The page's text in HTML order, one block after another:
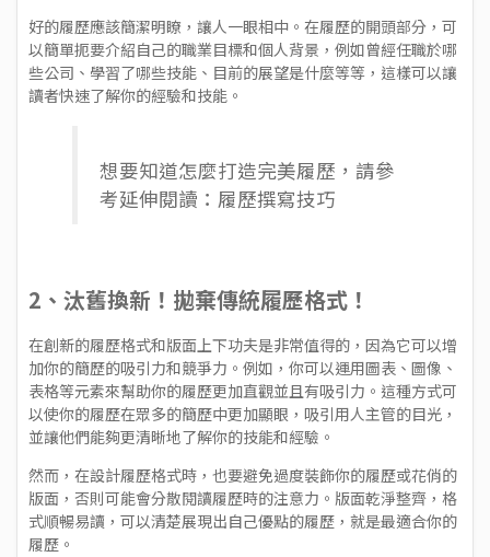
好的履歷應該簡潔明瞭，讓人一眼相中。在履歷的開頭部分，可
以簡單扼要介紹自己的職業目標和個人背景，例如曾經任職於哪
些公司、學習了哪些技能、目前的展望是什麼等等，這樣可以讓
讀者快速了解你的經驗和技能。
想要知道怎麼打造完美履歷，請參
考延伸閱讀： 履歷撰寫技巧
2、汰舊換新！拋棄傳統履歷格式！
在創新的履歷格式和版面上下功夫是非常值得的，因為它可以增
加你的簡歷的吸引力和競爭力。例如，你可以運用圖表、圖像、
表格等元素來幫助你的履歷更加直觀並且有吸引力。這種方式可
以使你的履歷在眾多的簡歷中更加顯眼，吸引用人主管的目光，
並讓他們能夠更清晰地了解你的技能和經驗。
然而，在設計履歷格式時，也要避免過度裝飾你的履歷或花俏的
版面，否則可能會分散閱讀履歷時的注意力。版面乾淨整齊，格
式順暢易讀，可以清楚展現出自己優點的履歷，就是最適合你的
履歷。